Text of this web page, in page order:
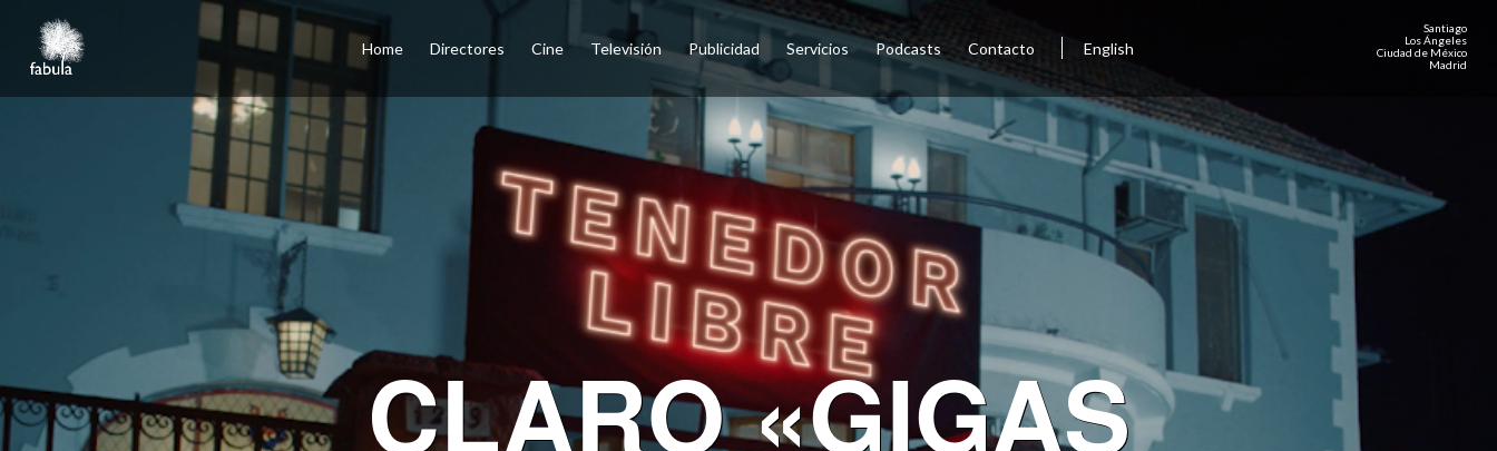
Home
Directores
Cine
Santiago, Los Ángeles, Ciudad de México, Madrid
Home Directores Cine Televisión Publicidad Servicios Podcasts Contacto English
Santiago
Los Ángeles
Ciudad de México
Madrid
CLARO «GIGAS